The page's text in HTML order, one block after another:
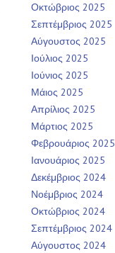
Οκτώβριος 2025
Σεπτέμβριος 2025
Αύγουστος 2025
Ιούλιος 2025
Ιούνιος 2025
Μάιος 2025
Απρίλιος 2025
Μάρτιος 2025
Φεβρουάριος 2025
Ιανουάριος 2025
Δεκέμβριος 2024
Νοέμβριος 2024
Οκτώβριος 2024
Σεπτέμβριος 2024
Αύγουστος 2024